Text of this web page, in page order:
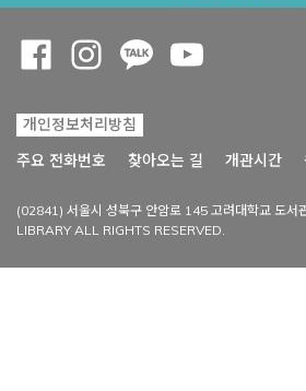
개인정보처리방침
주요 전화번호
찾아오는 길 개관시간
(02841) 서울시 성북구 안암로 145 고려대학교 도
LIBRARY ALL RIGHTS RESERVED.
Opens a new window
Opens a new window
Opens a new